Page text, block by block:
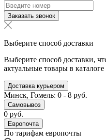
Заказать звонок
Выберите способ доставки
Выберите способ доставки,
актуальные товары в каталоге
Доставка курьером
Минск, Гомель: 0 - 8 руб.
Самовывоз
0 руб.
Европочта
По тарифам европочты